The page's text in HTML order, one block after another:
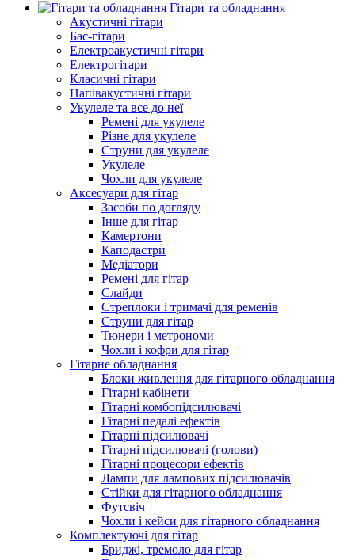
Гітари та обладнання
Акустичні гітари
Бас-гітари
Електроакустичні гітари
Електрогітари
Класичні гітари
Напівакустичні гітари
Укулеле та все до неї
Ремені для укулеле
Різне для укулеле
Струни для укулеле
Укулеле
Чохли для укулеле
Аксесуари для гітар
Засоби по догляду
Інше для гітар
Камертони
Каподастри
Медіатори
Ремені для гітар
Слайди
Стреплоки і тримачі для ременів
Струни для гітар
Тюнери і метрономи
Чохли і кофри для гітар
Гітарне обладнання
Блоки живлення для гітарного обладнання
Гітарні кабінети
Гітарні комбопідсилювачі
Гітарні педалі ефектів
Гітарні підсилювачі
Гітарні підсилювачі (голови)
Гітарні процесори ефектів
Лампи для лампових підсилювачів
Стійки для гітарного обладнання
Футсвіч
Чохли і кейси для гітарного обладнання
Комплектуючі для гітар
Бриджі, тремоло для гітар